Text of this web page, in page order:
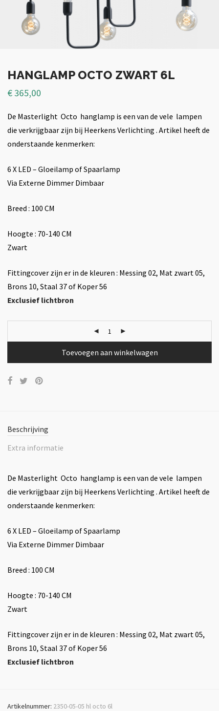
HANGLAMP OCTO ZWART 6L
€ 365,00
De Masterlight Octo hanglamp is een van de vele lampen
die verkrijgbaar zijn bij Heerkens Verlichting . Artikel heeft de
onderstaande kenmerken:
6 X LED – Gloeilamp of Spaarlamp
Via Externe Dimmer Dimbaar
Breed : 100 CM
Hoogte : 70-140 CM
Zwart
Fittingcover zijn er in de kleuren : Messing 02, Mat zwart 05,
Brons 10, Staal 37 of Koper 56
Exclusief lichtbron
Toevoegen aan winkelwagen
Beschrijving
Extra informatie
De Masterlight Octo hanglamp is een van de vele lampen
die verkrijgbaar zijn bij Heerkens Verlichting . Artikel heeft de
onderstaande kenmerken:
6 X LED – Gloeilamp of Spaarlamp
Via Externe Dimmer Dimbaar
Breed : 100 CM
Hoogte : 70-140 CM
Zwart
Fittingcover zijn er in de kleuren : Messing 02, Mat zwart 05,
Brons 10, Staal 37 of Koper 56
Exclusief lichtbron
Artikelnummer: 2350-05-05 hl octo 6l